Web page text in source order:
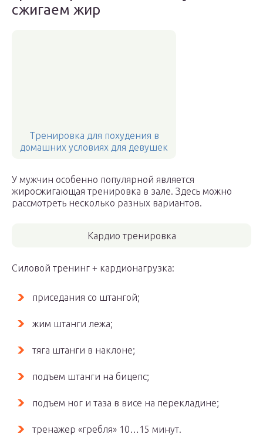
сжигаем жир
Тренировка для похудения в
домашних условиях для девушек
У мужчин особенно популярной является
жиросжигающая тренировка в зале. Здесь можно
рассмотреть несколько разных вариантов.
Кардио тренировка
Силовой тренинг + кардионагрузка:
приседания со штангой;
жим штанги лежа;
тяга штанги в наклоне;
подъем штанги на бицепс;
подъем ног и таза в висе на перекладине;
тренажер «гребля» 10…15 минут.